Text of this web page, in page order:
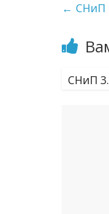
← СНиП
СНиП